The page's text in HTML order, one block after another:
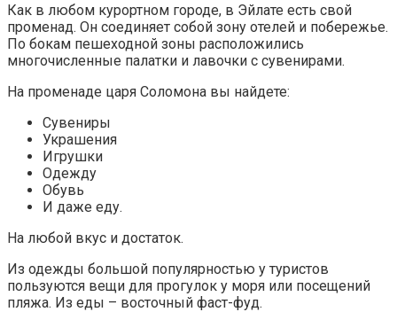
Как в любом курортном городе, в Эйлате есть свой
променад. Он соединяет собой зону отелей и побережье.
По бокам пешеходной зоны расположились
многочисленные палатки и лавочки с сувенирами.
На променаде царя Соломона вы найдете:
Сувениры
Украшения
Игрушки
Одежду
Обувь
И даже еду.
На любой вкус и достаток.
Из одежды большой популярностью у туристов
пользуются вещи для прогулок у моря или посещений
пляжа. Из еды – восточный фаст-фуд.